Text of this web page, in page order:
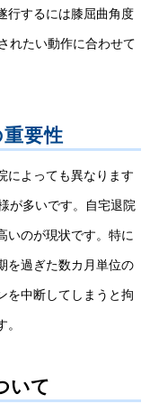
行するには膝屈曲角度
れたい動作に合わせて
要性
によっても異なります
が多いです。自宅退院
いのが現状です。特に
を過ぎた数カ月単位の
を中断してしまうと拘
いて